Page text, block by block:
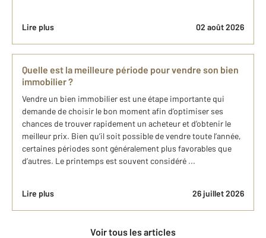
Lire plus 02 août 2026
Quelle est la meilleure période pour vendre son bien
immobilier ?
Vendre un bien immobilier est une étape importante qui
demande de choisir le bon moment afin d’optimiser ses
chances de trouver rapidement un acheteur et d’obtenir le
meilleur prix. Bien qu’il soit possible de vendre toute l’année,
certaines périodes sont généralement plus favorables que
d’autres. Le printemps est souvent considéré ...
Lire plus 26 juillet 2026
Voir tous les articles